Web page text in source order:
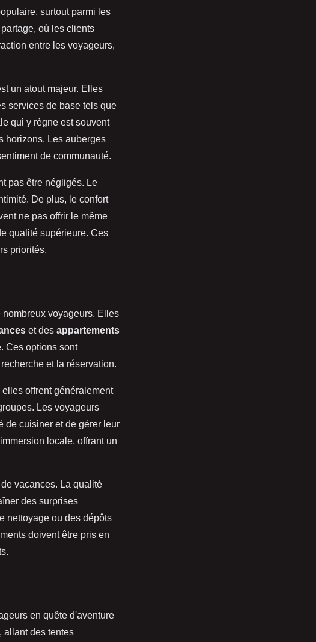
surtout parmi les
où les clients
entre les voyageurs,
un atout majeur. Elles
services de base tels que
qui y règne est souvent
horizons. Les auberges
de communauté.
pas être négligés. Le
De plus, le confort
ne pas offrir le même
qualité supérieure. Ces
priorités.
voyageurs. Elles
et des appartements
Ces options sont
et la réservation.
offrent généralement
Les voyageurs
de cuisiner et de gérer leur
locale, offrant un
vacances. La qualité
des surprises
nettoyage ou des dépôts
doivent être pris en
en quête d'aventure
allant des tentes